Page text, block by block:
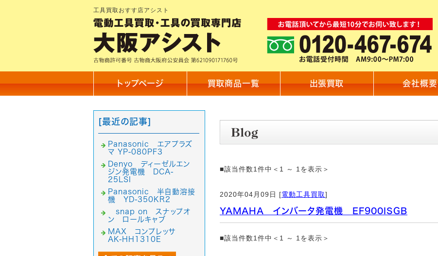
工具買取おすす店アシスト
トップページ 買取商品一覧 出張買取 会社概要
■該当件数1件中＜1 ～ 1を表示＞
2020年04月09日 [電動工具買取]
YAMAHA インバータ発電機 EF900ISGB
■該当件数1件中＜1 ～ 1を表示＞
[最近の記事]
Panasonic エアプラズ
マ YP-080PF3
Denyo ディーゼルエン
ジン発電機 DCA-
25LSI
Panasonic 半自動溶接
機 YD-350KR2
snap on スナップオ
ン ロールキャブ
MAX コンプレッサ
AK-HH1310E